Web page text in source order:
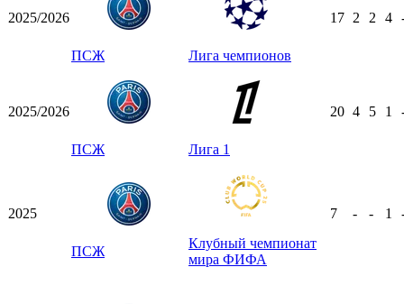
2025/2026
ПСЖ Лига чемпионов
17 2 2 4
2025/2026
ПСЖ Лига 1
20 4 5 1
2025
ПСЖ
Клубный чемпионат
мира ФИФА
7 - - 1